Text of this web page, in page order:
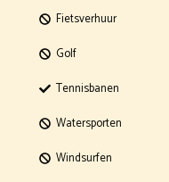
Fietsverhuur
Golf
Tennisbanen
Watersporten
Windsurfen